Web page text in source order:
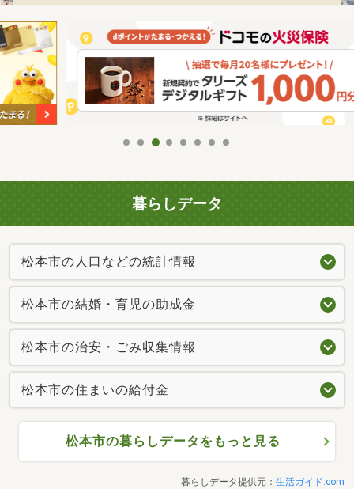
暮らしデータ
松本市の人口などの統計情報
松本市の結婚・育児の助成金
松本市の治安・ごみ収集情報
松本市の住まいの給付金
松本市の暮らしデータをもっと見る
暮らしデータ提供元： 生活ガイド.com